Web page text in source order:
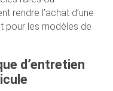
rendre l’achat d’une
pour les modèles de
d’entretien